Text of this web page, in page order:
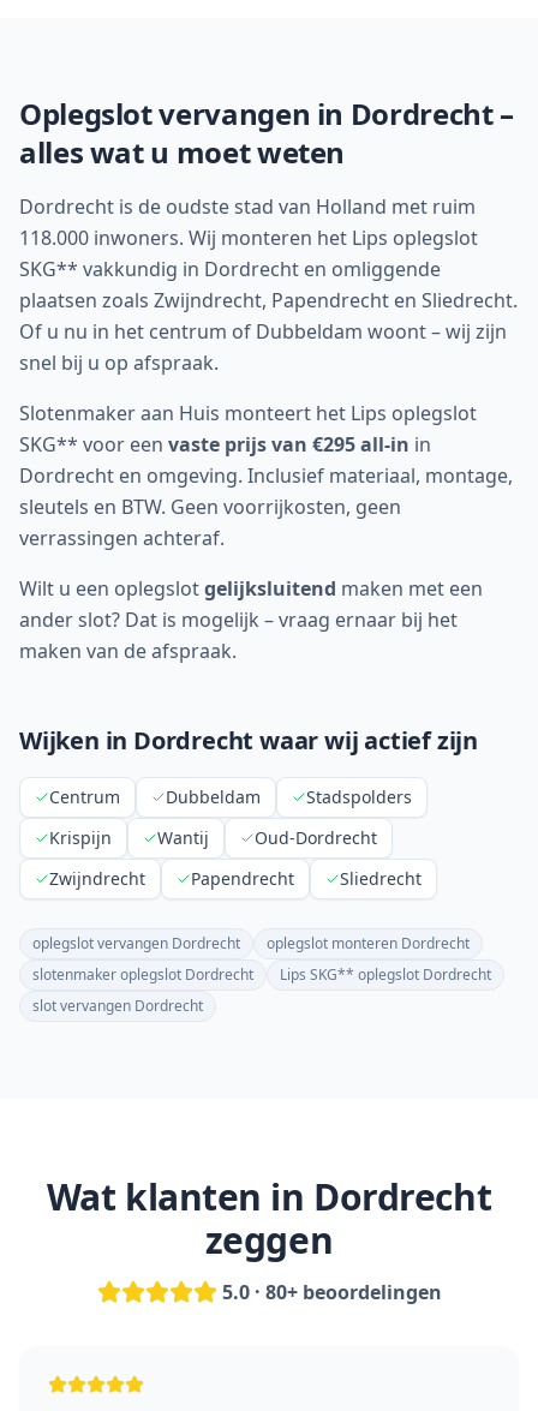
Oplegslot vervangen in Dordrecht–
alles wat u moet weten
Dordrecht is de oudste stad van Holland met ruim
118.000 inwoners. Wij monteren het Lips oplegslot
SKG** vakkundig in Dordrecht en omliggende
plaatsen zoals Zwijndrecht, Papendrecht en Sliedrecht.
Of u nu in het centrum of Dubbeldam woont – wij zijn
snel bij u op afspraak.
Slotenmaker aan Huis monteert het Lips oplegslot
SKG** voor een vaste prijs van €295 all-in in
Dordrecht en omgeving. Inclusief materiaal, montage,
sleutels en BTW. Geen voorrijkosten, geen
verrassingen achteraf.
Wilt u een oplegslotgelijksluitend maken met een
ander slot? Dat is mogelijk – vraag ernaar bij het
maken van de afspraak.
Wijken in Dordrecht waar wij actief zijn
Centrum Dubbeldam
Stadspolders
Krispijn
Wantij
Oud-Dordrecht
Zwijndrecht
Papendrecht Sliedrecht
oplegslot vervangen Dordrecht
oplegslot monteren Dordrecht
slotenmaker oplegslot Dordrecht
Lips SKG** oplegslot Dordrecht
slot vervangen Dordrecht
Wat klanten in Dordrecht
zeggen
5.0 · 80+ beoordelingen